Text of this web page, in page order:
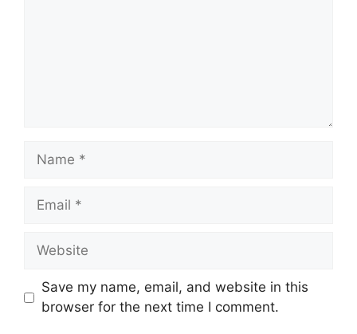
Name
Email
Website
Save my name, email, and website in this
browser for the next time I comment.